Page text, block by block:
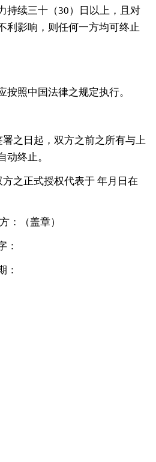
持续三十（30）日以上，且对
利影响，则任何一方均可终止
按照中国法律之规定执行。
之日起，双方之前之所有与上
动终止。
之正式授权代表于 年月日在
：（盖章）
：
：